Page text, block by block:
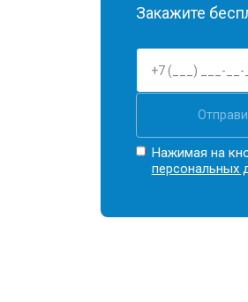
Закажите
Нажимая на
персональных